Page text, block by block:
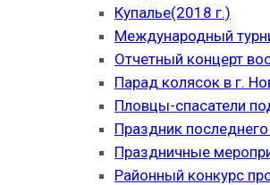
Купалье(2018 г.)
Международный
Отчетный концерт
Парад колясок в г.
Пловцы-спасатели
Праздник
Праздничные
Районный конкурс